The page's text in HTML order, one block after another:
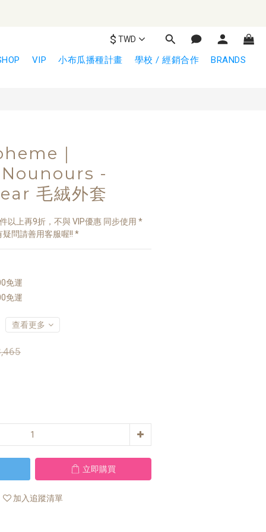
$ TWD
VIP 小布瓜播種計畫 學校 / 經銷合作 BRANDS
｜
-
毛絨外套
以上再9折，不與 VIP優惠 同步使用 *
問請善用客服喔!! *
免運
免運
查看更多
立即購買
加入追蹤清單
立即購買